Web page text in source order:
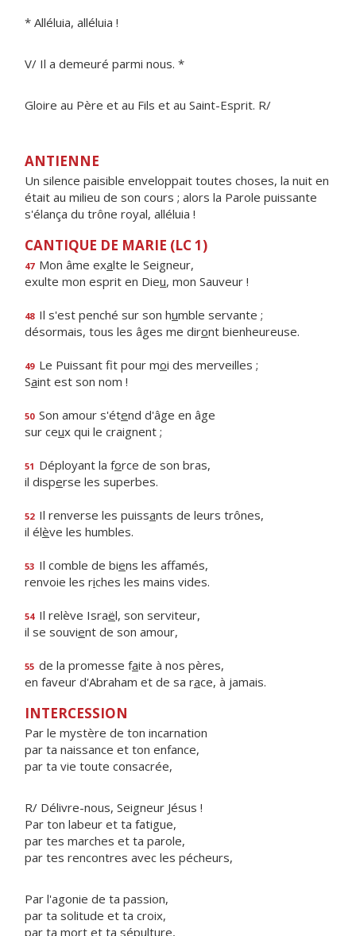
* Alléluia, alléluia !
V/ Il a demeuré parmi nous. *
Gloire au Père et au Fils et au Saint-Esprit. R/
ANTIENNE
Un silence paisible enveloppait toutes choses, la nuit en
était au milieu de son cours ; alors la Parole puissante
s'élança du trône royal, alléluia !
CANTIQUE DE MARIE (LC 1)
47 Mon âme exalte le Seigneur,
exulte mon esprit en Dieu, mon Sauveur !
48 Il s'est penché sur son humble servante ;
désormais, tous les âges me diront bienheureuse.
49 Le Puissant fit pour moi des merveilles ;
Saint est son nom !
50 Son amour s'étend d'âge en âge
sur ceux qui le craignent ;
51 Déployant la force de son bras,
il disperse les superbes.
52 Il renverse les puissants de leurs trônes,
il élève les humbles.
53 Il comble de biens les affamés,
renvoie les riches les mains vides.
54 Il relève Israël, son serviteur,
il se souvient de son amour,
55 de la promesse faite à nos pères,
en faveur d'Abraham et de sa race, à jamais.
INTERCESSION
Par le mystère de ton incarnation
par ta naissance et ton enfance,
par ta vie toute consacrée,
R/ Délivre-nous, Seigneur Jésus !
Par ton labeur et ta fatigue,
par tes marches et ta parole,
par tes rencontres avec les pécheurs,
Par l'agonie de ta passion,
par ta solitude et ta croix,
par ta mort et ta sépulture,